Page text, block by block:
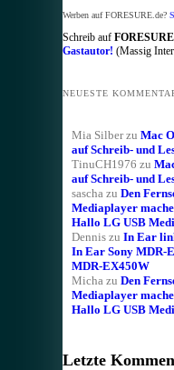
Werben auf FORESURE.de?
Schreib auf
Gastautor! (Massig
NEUESTE
Mia Silberzu Mac
auf Schreib- und
TinuCH1976 zu
auf Schreib- und
saschazu Den
Mediaplayer
Hallo LG USB
Denniszu In Ear
In Ear Sony MDR-
MDR-EX450W
Michazu Den
Mediaplayer
Hallo LG USB
Letzte